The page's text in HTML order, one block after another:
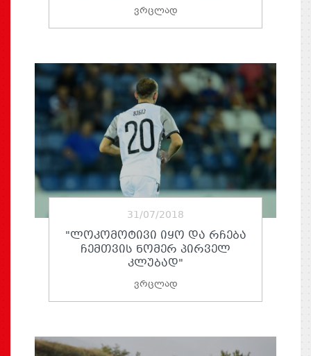
ვრცლად
31/07/2018
"ᲚᲝᲙᲝᲛᲝᲢᲘᲕᲘ ᲘᲧᲝ ᲓᲐ ᲠᲩᲔᲑᲐ
ᲩᲔᲛᲗᲕᲘᲡ ᲜᲝᲛᲔᲠ ᲞᲘᲠᲕᲔᲚ
ᲙᲚᲣᲑᲐᲓ"
ვრცლად